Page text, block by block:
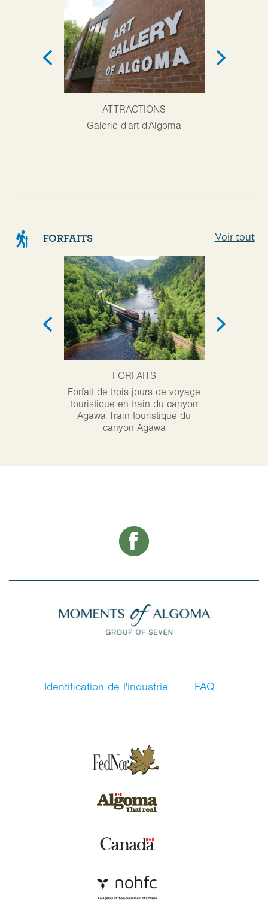
ATTRACTIONS
Galerie d'art d'Algoma
FORFAITS Voir tout
FORFAITS
Forfait de trois jours de voyage
touristique en train du canyon
Agawa Train touristique du
canyon Agawa
Identification de l'industrie FAQ